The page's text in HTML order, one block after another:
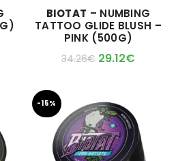
!
M'ALERTER QUAND
L'ARTICLE SERA DISPO !
BIOTAT – NUMBING
TATTOO GLIDE BLUSH –
PINK (500G)
34.26€ 29.12€
-15%